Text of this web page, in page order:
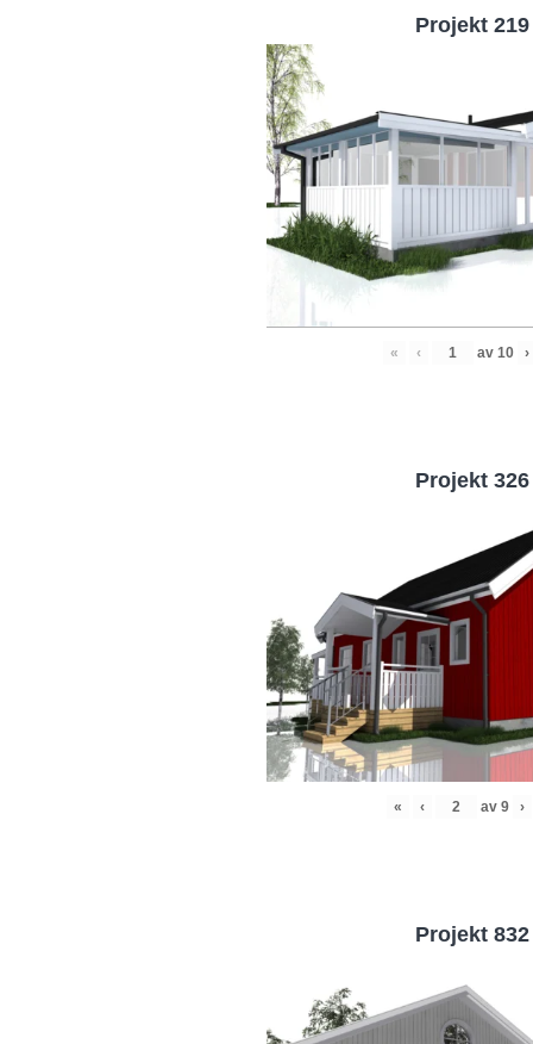
Projekt 219
« ‹ av 10 ›
Projekt 326
« ‹ av 9 ›
Projekt 832